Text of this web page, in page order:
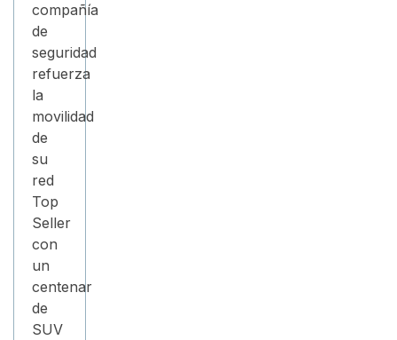
compañía
de
seguridad
refuerza
la
movilidad
de
su
red
Top
Seller
con
un
centenar
de
SUV